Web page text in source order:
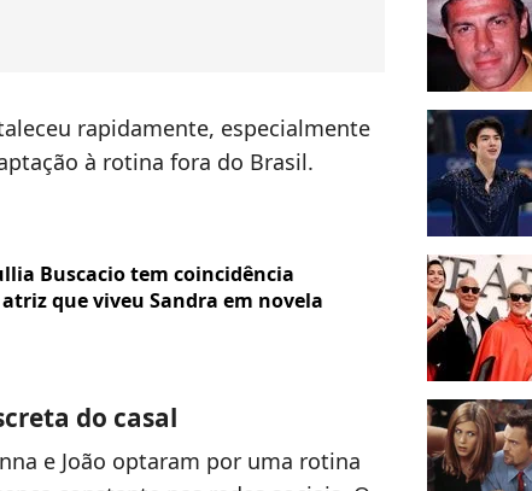
rapidamente, especialmente
à rotina fora do Brasil.
Buscacio tem coincidência
que viveu Sandra em novela
do casal
e João optaram por uma rotina